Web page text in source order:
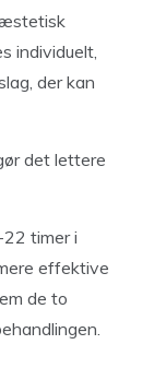
æstetisk
individuelt,
der kan
det lettere
timer i
effektive
de to